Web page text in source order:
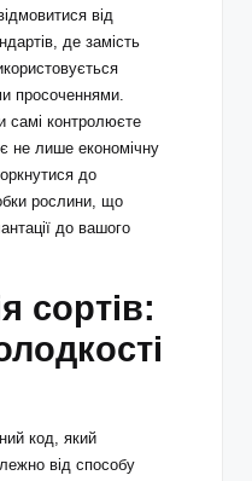
від
де замість
просоченнями.
самі контролюєте
не лише економічну
до
рослини, що
до вашого
сортів:
код, який
від способу